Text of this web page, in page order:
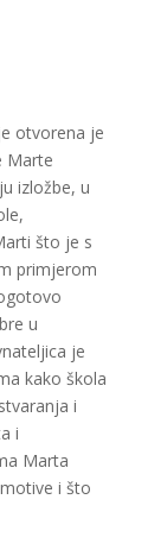
otvorena je
Marte
izložbe, u
što je s
primjerom
u
je
kako škola
i
i
Marta
i što